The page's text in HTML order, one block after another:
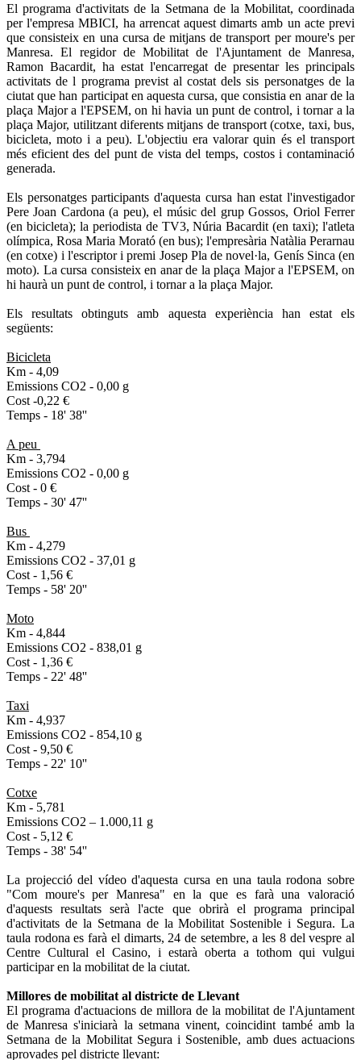
El programa d'activitats de la Setmana de la Mobilitat, coordinada
per l'empresa MBICI, ha arrencat aquest dimarts amb un acte previ
que consisteix en una cursa de mitjans de transport per moure's per
Manresa. El regidor de Mobilitat de l'Ajuntament de Manresa,
Ramon Bacardit, ha estat l'encarregat de presentar les principals
activitats de l programa previst al costat dels sis personatges de la
ciutat que han participat en aquesta cursa, que consistia en anar de la
plaça Major a l'EPSEM, on hi havia un punt de control, i tornar a la
plaça Major, utilitzant diferents mitjans de transport (cotxe, taxi, bus,
bicicleta, moto i a peu). L'objectiu era valorar quin és el transport
més eficient des del punt de vista del temps, costos i contaminació
generada.
Els personatges participants d'aquesta cursa han estat l'investigador
Pere Joan Cardona (a peu), el músic del grup Gossos, Oriol Ferrer
(en bicicleta); la periodista de TV3, Núria Bacardit (en taxi); l'atleta
olímpica, Rosa Maria Morató (en bus); l'empresària Natàlia Perarnau
(en cotxe) i l'escriptor i premi Josep Pla de novel·la, Genís Sinca (en
moto). La cursa consisteix en anar de la plaça Major a l'EPSEM, on
hi haurà un punt de control, i tornar a la plaça Major.
Els resultats obtinguts amb aquesta experiència han estat els
següents:
Bicicleta
Km - 4,09
Emissions CO2 - 0,00 g
Cost -0,22 €
Temps - 18' 38''
A peu
Km - 3,794
Emissions CO2 - 0,00 g
Cost - 0 €
Temps - 30' 47''
Bus
Km - 4,279
Emissions CO2 - 37,01 g
Cost - 1,56 €
Temps - 58' 20''
Moto
Km - 4,844
Emissions CO2 - 838,01 g
Cost - 1,36 €
Temps - 22' 48''
Taxi
Km - 4,937
Emissions CO2 - 854,10 g
Cost - 9,50 €
Temps - 22' 10''
Cotxe
Km - 5,781
Emissions CO2 – 1.000,11 g
Cost - 5,12 €
Temps - 38' 54''
La projecció del vídeo d'aquesta cursa en una taula rodona sobre
"Com moure's per Manresa" en la que es farà una valoració
d'aquests resultats serà l'acte que obrirà el programa principal
d'activitats de la Setmana de la Mobilitat Sostenible i Segura. La
taula rodona es farà el dimarts, 24 de setembre, a les 8 del vespre al
Centre Cultural el Casino, i estarà oberta a tothom qui vulgui
participar en la mobilitat de la ciutat.
Millores de mobilitat al districte de Llevant
El programa d'actuacions de millora de la mobilitat de l'Ajuntament
de Manresa s'iniciarà la setmana vinent, coincidint també amb la
Setmana de la Mobilitat Segura i Sostenible, amb dues actuacions
aprovades pel districte llevant: